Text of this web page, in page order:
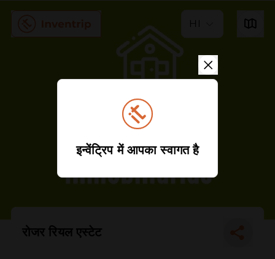
HI
रोजर रियल एस्टेट
इन्वेंट्रिप में आपका स्वागत है